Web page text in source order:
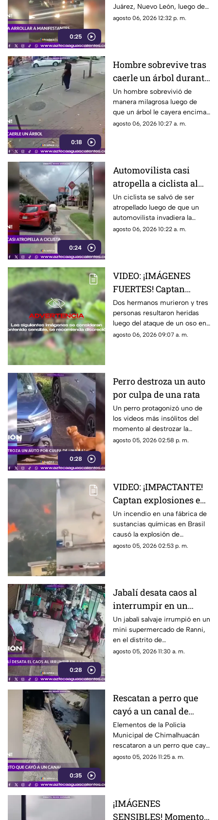
0:25
Juárez, Nuevo León, luego de
que un trailero presuntamente
agosto 06, 2026 12:32 p. m.
0:18
Hombre sobrevive tras
caerle un árbol durante
tormenta
Un hombre sobrevivió de
manera milagrosa luego de
que un árbol le cayera encima
durante una fuerte tormenta
agosto 06, 2026 10:27 a. m.
0:24
Automovilista casi
atropella a ciclista al
invadir el carril de la
ciclovía en Guadalajara
Un ciclista se salvó de ser
atropellado luego de que un
automovilista invadiera la
ciclovía al girar a la derecha sin
agosto 06, 2026 10:22 a. m.
VIDEO: ¡IMÁGENES
FUERTES! Captan
momento en el que dos
hermanos son
devorados por un oso
Dos hermanos murieron y tres
personas resultaron heridas
luego del ataque de un oso en
el distrito de Kanker en India;
agosto 06, 2026 09:07 a. m.
0:28
Perro destroza un auto
por culpa de una rata
Un perro protagonizó uno de
los videos más insólitos del
momento al destrozar la
defensa de un automóvil con
agosto 05, 2026 02:58 p. m.
VIDEO: ¡IMPACTANTE!
Captan explosiones en
alcantarillas tras el
incendio en una
fábrica
Un incendio en una fábrica de
sustancias químicas en Brasil
causó la explosión de
alcantarillas; el momento
agosto 05, 2026 02:53 p. m.
0:28
Jabalí desata caos al
interrumpir en un
comercio y embiste a
un hombre
Un jabalí salvaje irrumpió en un
mini supermercado de Ranni,
en el distrito de
Pathanamthitta, Kerala, India,
agosto 05, 2026 11:30 a. m.
0:35
Rescatan a perro que
cayó a un canal de
aguas negras en
Chimalhuacán
Elementos de la Policía
Municipal de Chimalhuacán
rescataron a un perro que cayó
a un canal de aguas negras,
agosto 05, 2026 11:25 a. m.
¡IMÁGENES
SENSIBLES! Momento